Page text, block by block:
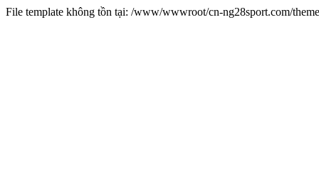
File template không tồn tại: /www/wwwroot/cn-ng28sport.com/